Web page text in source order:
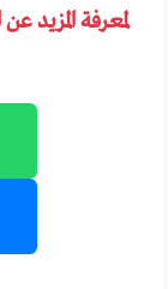
لمعرفة المزيد